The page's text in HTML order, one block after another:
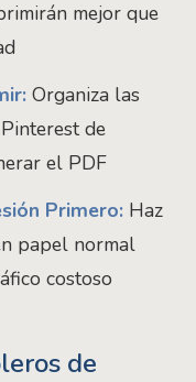
mejor que
Organiza las
de
el PDF
Primero: Haz
papel normal
costoso
de